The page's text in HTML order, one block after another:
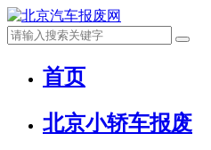
首页
北京小轿车报废